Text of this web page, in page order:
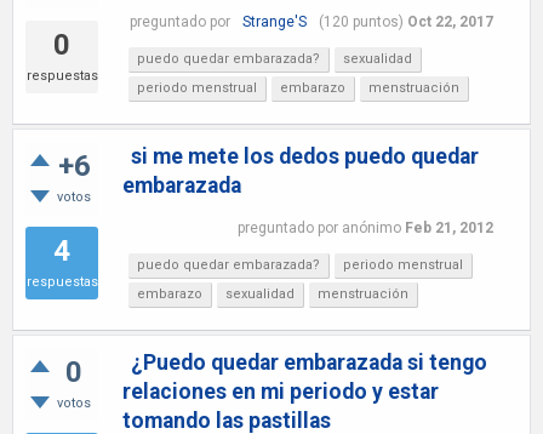
0
respuestas
preguntado por Strange'S (120 puntos) Oct 22, 2017
puedo quedar embarazada?
sexualidad
periodo menstrual
embarazo menstruación
+6
votos
4
respuestas
si me mete los dedos puedo quedar
embarazada
preguntado por anónimo Feb 21, 2012
puedo quedar embarazada?
periodo menstrual
embarazo
sexualidad menstruación
0
votos
¿Puedo quedar embarazada si tengo
relaciones en mi periodo y estar
tomando las pastillas